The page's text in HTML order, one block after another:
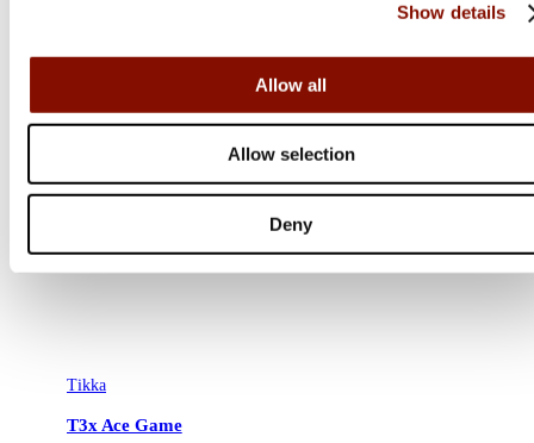
Show details
Allow all
Allow selection
Deny
Tikka
T3x Ace Game